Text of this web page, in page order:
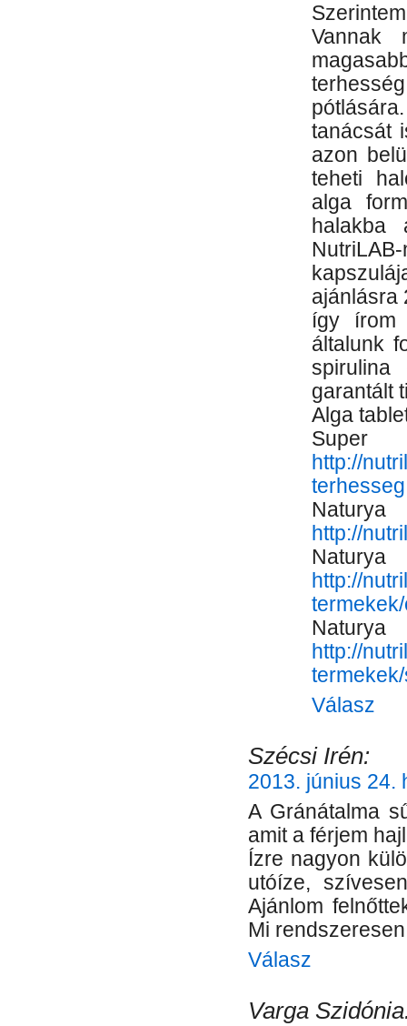
Vannak
tanácsát
azon
teheti
alga
halakba
ajánlásra
így írom
általunk
garantált
Alga
http://
terhesseg
http://
http://
http://
Válasz
Szécsi Irén:
2013. június 24.
A Gránátalma
amit a férjem
Ízre nagyon
utóíze,
Ajánlom
Mi
Válasz
Varga